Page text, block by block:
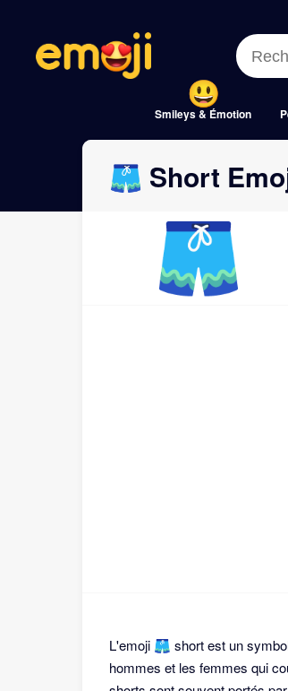
Smileys & Émotion
Close
Close
🩳 Short
🩳
L'emoji 🩳 short est un
hommes et les femmes qui